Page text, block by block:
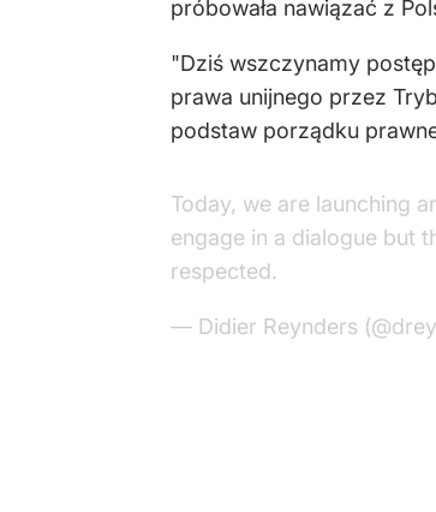
próbowała nawiązać z
"Dziś wszczynamy
prawa unijnego przez
podstaw porządku
Today, we are launching
engage in a dialogue but
respected.
— Didier Reynders